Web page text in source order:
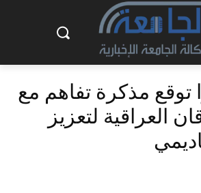
توقع مذكرة تفاهم مع
العراقية لتعزيز